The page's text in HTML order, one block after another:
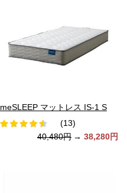
meSLEEP マットレス IS-1 S
(13)
40,480円 → 38,280円